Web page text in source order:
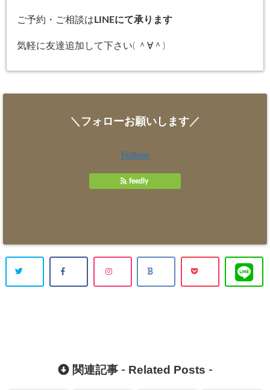
ご予約・ご相談は LINEにて承ります
気軽に友達追加して下さい( ＾∀＾)
＼フォローお願いします／
Follow
feedly
関連記事 - Related Posts -